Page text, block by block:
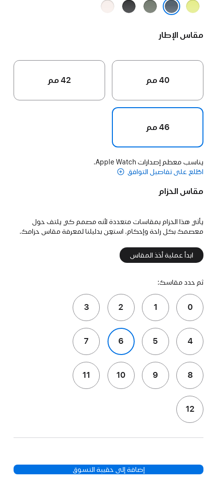
أصفر
رمادي أسود
خوخي
مقاس الإطار
40 مم 42 مم
46 مم
يناسب معظم إصدارات Apple Watch.
اطّلع على تفاصيل التوافق
مقاس الحزام
يأتي هذا الحزام بمقاسات متعددة لأنه مصمم كي يلتف حول
معصمك بكل راحة وإحكام. استعِن بدليلنا لمعرفة مقاس حزامك.
ابدأ عملية أخذ المقاس
ثم حدد مقاسك:
0
1
2
3
4
5
6
7
8
9
10
11
12
إضافة إلى حقيبة التسوق